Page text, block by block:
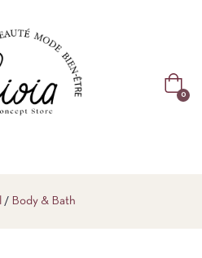
0
Body & Bath